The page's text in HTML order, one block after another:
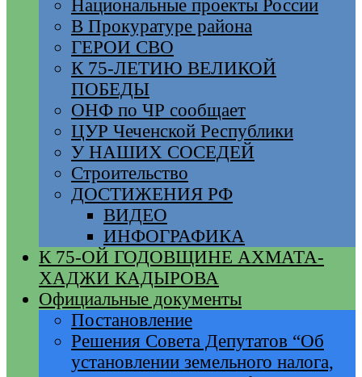
Национальные проекты России
В Прокуратуре района
ГЕРОИ СВО
К 75-ЛЕТИЮ ВЕЛИКОЙ
ПОБЕДЫ
ОНФ по ЧР сообщает
ЦУР Чеченской Республики
У НАШИХ СОСЕДЕЙ
Строительство
ДОСТИЖЕНИЯ РФ
ВИДЕО
ИНФОГРАФИКА
К 75-ОЙ ГОДОВЩИНЕ АХМАТА-
ХАДЖИ КАДЫРОВА
Официальные документы
Постановление
Решения Совета Депутатов “Об
установлении земельного налога,